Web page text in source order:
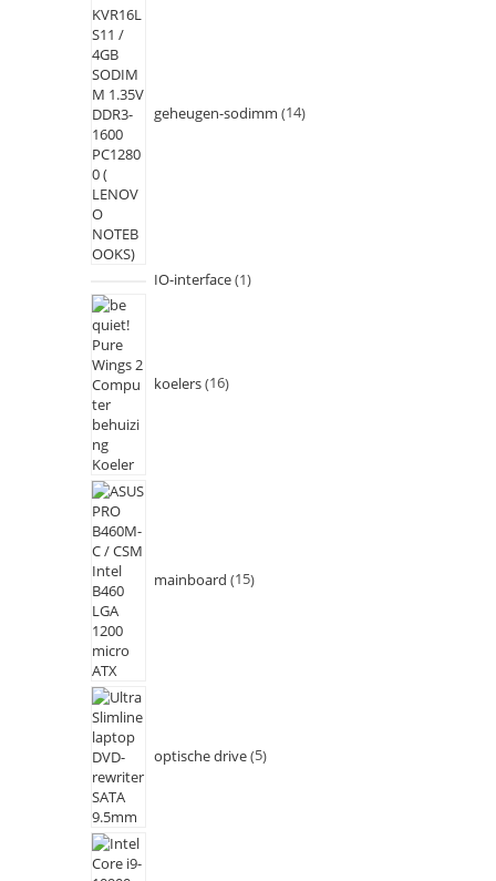
geheugen-sodimm 14
IO-interface 1
koelers 16
mainboard 15
optische drive 5